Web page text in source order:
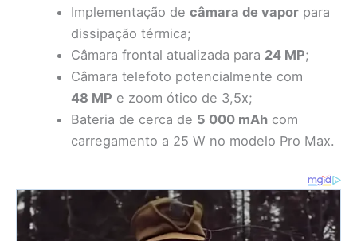
Implementação decâmara de vapor para
dissipação térmica;
Câmara frontal atualizada para 24 MP;
Câmara telefoto potencialmente com
48 MP e zoom ótico de 3,5x;
Bateria de cerca de 5 000 mAh com
carregamento a 25 W no modelo Pro Max.